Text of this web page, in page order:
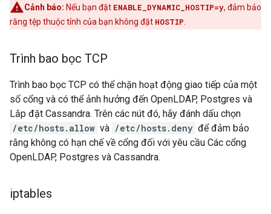
Cảnh báo: Nếu bạn đặt ENABLE_DYNAMIC_HOSTIP=y, đảm bảo
rằng tệp thuộc tính của bạn không đặt HOSTIP
Trình bao bọc TCP
Trình bao bọc TCP có thể chặn hoạt động giao tiếp của một
số cổng và có thể ảnh hưởng đến OpenLDAP, Postgres và
Lắp đặt Cassandra. Trên các nút đó, hãy đánh dấu chọn
/etc/hosts.allow và /etc/hosts.deny để đảm bảo
rằng không có hạn chế về cổng đối với yêu cầu Các cổng
OpenLDAP, Postgres và Cassandra.
iptables